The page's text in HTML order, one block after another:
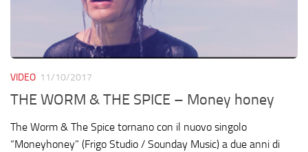
VIDEO 11/10/2017
THE WORM & THE SPICE – Money honey
The Worm & The Spice tornano con il nuovo singolo
“Moneyhoney” (Frigo Studio / Sounday Music) a due anni di